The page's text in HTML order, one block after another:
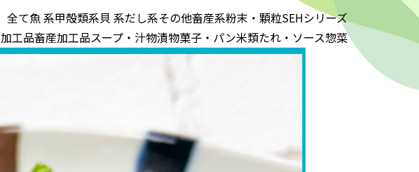
全て魚 系甲殻類系貝 系だし系その他畜産系粉末・顆粒SEHシリーズ
工品畜産加工品スープ・汁物漬物菓子・パン米類たれ・ソース惣菜